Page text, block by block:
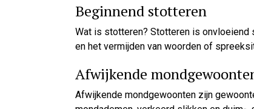
Beginnend stotteren
Wat is stotteren? Stotteren is onvloeiend
en het vermijden van woorden of
Afwijkende
Afwijkende mondgewoonten zijn